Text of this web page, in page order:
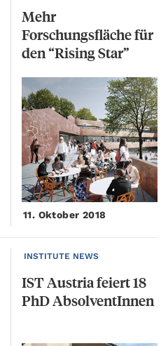
Mehr
Forschungsfläche für
den “Rising Star”
11. Oktober 2018
INSTITUTE NEWS
ISTAustriafeiert18
PhDAbsolventInnen